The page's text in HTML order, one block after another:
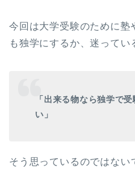
今回は大学受験のために塾
も独学にするか、迷ってい
「出来る物なら独学で
い」
そう思っているのではない